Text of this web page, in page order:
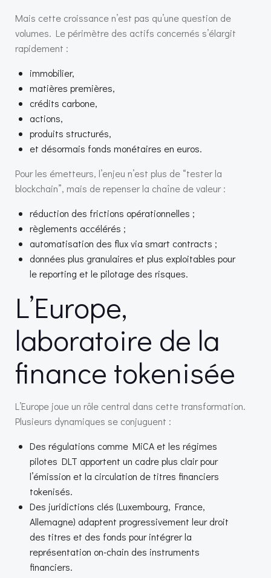
Mais cette croissance n’est pas qu’une question de
volumes. Le périmètre des actifs concernés s’élargit
rapidement :
immobilier,
matières premières,
crédits carbone,
actions,
produits structurés,
et désormais fonds monétaires en euros.
Pour les émetteurs, l’enjeu n’est plus de “tester la
blockchain”, mais de repenser la chaîne de valeur :
réduction des frictions opérationnelles ;
règlements accélérés ;
automatisation des flux via smart contracts ;
données plus granulaires et plus exploitables pour
le reporting et le pilotage des risques.
L’Europe,
laboratoire de la
finance tokenisée
L’Europe joue un rôle central dans cette transformation.
Plusieurs dynamiques se conjuguent :
Des régulations comme MiCA et les régimes
pilotes DLT apportent un cadre plus clair pour
l’émission et la circulation de titres financiers
tokenisés.
Des juridictions clés (Luxembourg, France,
Allemagne) adaptent progressivement leur droit
des titres et des fonds pour intégrer la
représentation on-chain des instruments
financiers.